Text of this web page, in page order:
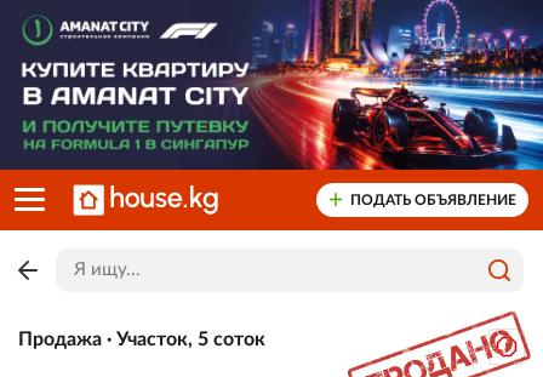
ПОДАТЬ ОБЪЯВЛЕНИЕ
Продажа · Участок, 5 соток